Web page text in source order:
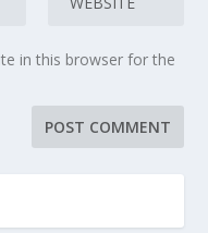
in this browser for the